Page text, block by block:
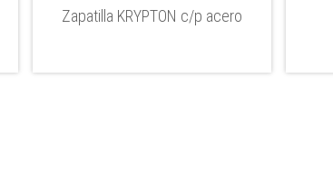
Zapatilla KRYPTON c/p acero